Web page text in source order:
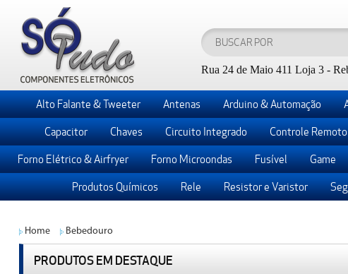
Rua 24 de Maio 411 Loja 3 -
Alto Falante & Tweeter Antenas Arduino & Automação
Capacitor Chaves Circuito Integrado Controle Remoto
Forno Elétrico & Airfryer Forno Microondas Fusível Game
Produtos Químicos Rele Resistor e Varistor
Home Bebedouro
PRODUTOS EM DESTAQUE